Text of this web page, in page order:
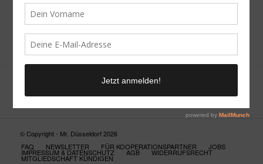
© Copyright - Mr. Düsseldorf 2026
FAQ
NEWSLETTER FÜR KOOPERATIONSPARTNER JOBS
IMPRESSUM & DATENSCHUTZ AGB WIDERRUFSRECHT
MITGLIEDSCHAFT KÜNDIGEN